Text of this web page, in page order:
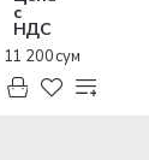
с
НДС
11 200 сум